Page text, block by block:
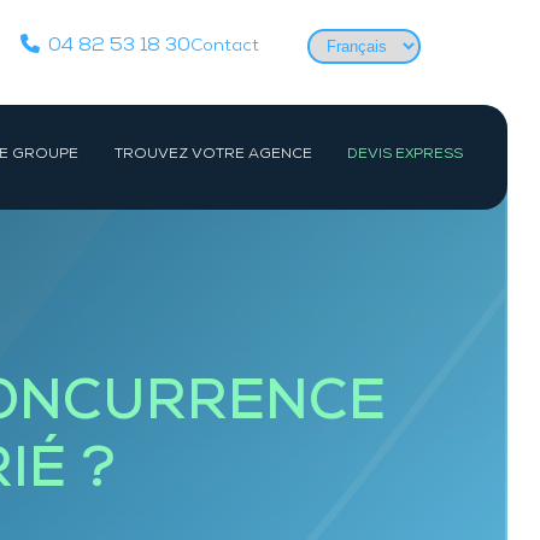
04 82 53 18 30Contact
Choisir
langue
GROUPE
Devenir détective privé
Les formations de détective privé
Reconversion détective privé pour les
Gendarmes, Militaires et Policiers
TROUVEZ VOTRE AGENCE DEVIS EXPRESS
?